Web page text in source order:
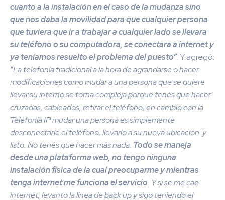
cuanto a la instalación en el caso de la mudanza sino
que nos daba la movilidad para que cualquier persona
que tuviera que ir a trabajar a cualquier lado se llevara
su teléfono o su computadora, se conectara a internet y
ya teníamos resuelto el problema del puesto”. Y agregó:
“La telefonía tradicional a la hora de agrandarse o hacer
modificaciones como mudar a una persona que se quiere
llevar su interno se torna compleja porque tenés que hacer
cruzadas, cableados, retirar el teléfono, en cambio con la
Telefonía IP mudar una persona es simplemente
desconectarle el teléfono, llevarlo a su nueva ubicación y
listo. No tenés que hacer más nada. Todo se maneja
desde una plataforma web, no tengo ninguna
instalación física de la cual preocuparme y mientras
tenga internet me funciona el servicio. Y si se me cae
internet, levanto la línea de back up y sigo teniendo el